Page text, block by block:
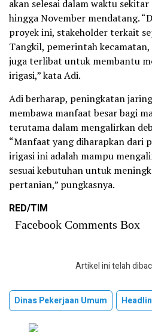
akan selesai dalam waktu
hingga November mendatang.
proyek ini, stakeholder terkait
Tangkil, pemerintah
juga terlibat untuk membantu
irigasi,” kata Adi.
Adi berharap, peningkatan
membawa manfaat besar bagi
terutama dalam mengalirkan
“Manfaat yang diharapkan dari
irigasi ini adalah mampu
sesuai kebutuhan untuk
pertanian,” pungkasnya.
RED/TIM
Facebook Comments Box
Artikel ini telah
Dinas Pekerjaan Umum